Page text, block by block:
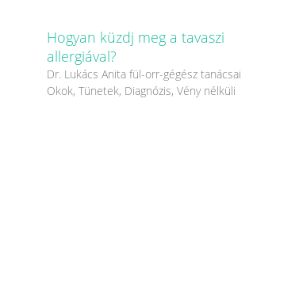
Hogyan küzdj meg a tavaszi
allergiával?
Dr. Lukács Anita fül-orr-gégész tanácsai
Okok, Tünetek, Diagnózis, Vény nélküli